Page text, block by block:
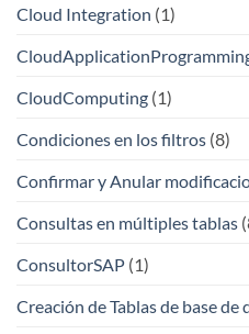
Cloud Integration (1)
CloudComputing (1)
Condiciones en los filtros (8)
Confirmar y Anular
Consultas en múltiples tablas
ConsultorSAP (1)
Creación de Tablas de base de